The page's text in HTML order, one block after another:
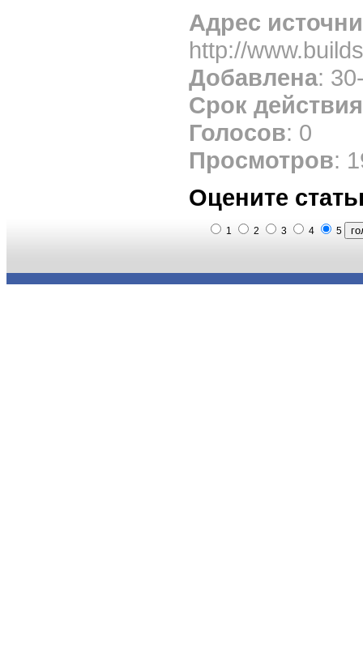
Адрес
http://
Добавлена:
Срок действия
Голосов: 0
Просмотров:
Оцените
1 2 3 4 5